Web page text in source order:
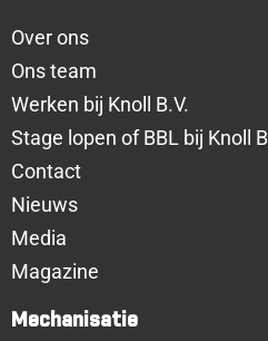
Over ons
Ons team
Werken bij Knoll B.V.
Stage lopen of BBL bij Knoll
Contact
Nieuws
Media
Magazine
Mechanisatie